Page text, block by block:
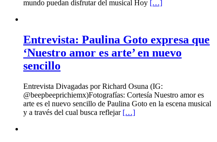
mundo puedan disfrutar del musical Hoy […]
Entrevista: Paulina Goto expresa que
‘Nuestro amor es arte’ en nuevo
sencillo
Entrevista Divagadas por Richard Osuna (IG:
@beepbeeprichiemx)Fotografías: Cortesía Nuestro amor es
arte es el nuevo sencillo de Paulina Goto en la escena musical
y a través del cual busca reflejar […]